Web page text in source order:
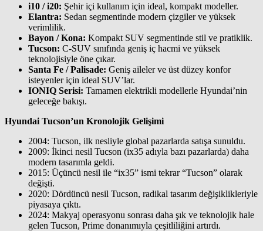
i10 / i20: Şehir içi kullanım için ideal, kompakt modeller.
Elantra: Sedan segmentinde modern çizgiler ve yüksek
verimlilik.
Bayon / Kona: Kompakt SUV segmentinde stil ve pratiklik.
Tucson: C-SUV sınıfında geniş iç hacmi ve yüksek
teknolojisiyle öne çıkar.
Santa Fe / Palisade: Geniş aileler ve üst düzey konfor
isteyenler için ideal SUV’lar.
IONIQ Serisi: Tamamen elektrikli modellerle Hyundai’nin
geleceğe bakışı.
Hyundai Tucson’un Kronolojik Gelişimi
2004: Tucson, ilk nesliyle global pazarlarda satışa sunuldu.
2009: İkinci nesil Tucson (ix35 adıyla bazı pazarlarda) daha
modern tasarımla geldi.
2015: Üçüncü nesil ile “ix35” ismi tekrar “Tucson” olarak
değişti.
2020: Dördüncü nesil Tucson, radikal tasarım değişiklikleriyle
piyasaya çıktı.
2024: Makyaj operasyonu sonrası daha şık ve teknolojik hale
gelen Tucson, Prime donanımıyla çeşitliliğini artırdı.